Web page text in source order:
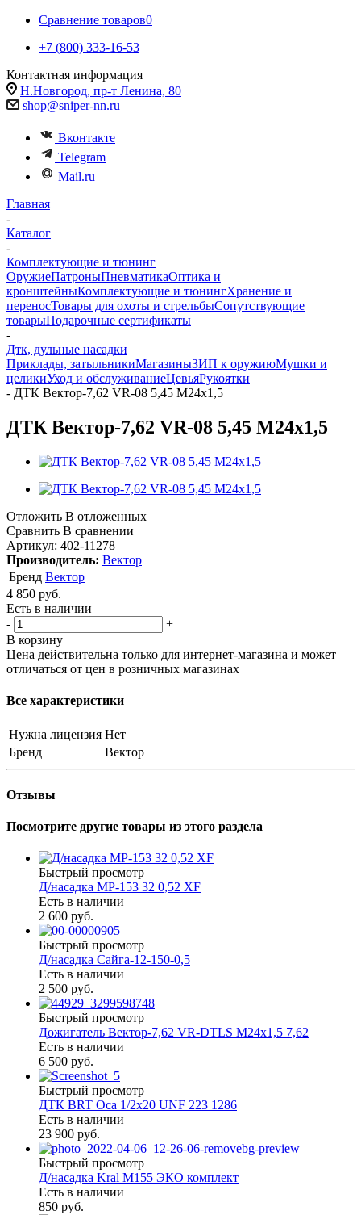
Сравнение товаров0
+7 (800) 333-16-53
Контактная информация
Н.Новгород, пр-т Ленина, 80
shop@sniper-nn.ru
Вконтакте
Telegram
Mail.ru
Главная
-
Каталог
-
Комплектующие и тюнинг
ОружиеПатроныПневматикаОптика и
кронштейныКомплектующие и тюнингХранение и
переносТовары для охоты и стрельбыСопутствующие
товарыПодарочные сертификаты
-
Дтк, дульные насадки
Приклады, затыльникиМагазиныЗИП к оружиюМушки и
целикиУход и обслуживаниеЦевьяРукоятки
- ДТК Вектор-7,62 VR-08 5,45 М24х1,5
ДТК Вектор-7,62 VR-08 5,45 М24х1,5
Отложить В отложенных
Сравнить В сравнении
Артикул: 402-11278
Производитель: Вектор
Бренд Вектор
4 850 руб.
Есть в наличии
-
+
В корзину
Цена действительна только для интернет-магазина и может
отличаться от цен в розничных магазинах
Все характеристики
Нужна лицензия Нет
Бренд
Вектор
Отзывы
Посмотрите другие товары из этого раздела
Быстрый просмотр
Д/насадка МР-153 32 0,52 XF
Есть в наличии
2 600 руб.
Быстрый просмотр
Д/насадка Сайга-12-150-0,5
Есть в наличии
2 500 руб.
Быстрый просмотр
Дожигатель Вектор-7,62 VR-DTLS М24х1,5 7,62
Есть в наличии
6 500 руб.
Быстрый просмотр
ДТК BRT Оса 1/2х20 UNF 223 1286
Есть в наличии
23 900 руб.
Быстрый просмотр
Д/насадка Kral М155 ЭКО комплект
Есть в наличии
850 руб.